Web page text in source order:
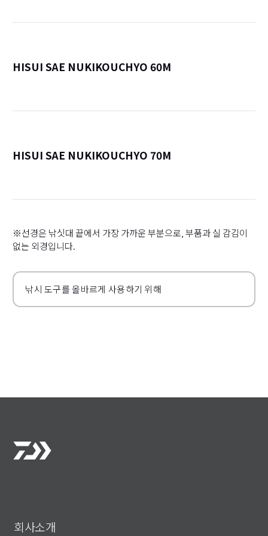
HISUI SAE NUKIKOUCHYO 60M
HISUI SAE NUKIKOUCHYO 70M
※선경은 낚싯대 끝에서 가장 가까운 부분으로, 부품과 실 감김이
없는 외경입니다.
낚시 도구를 올바르게 사용하기 위해
회사소개